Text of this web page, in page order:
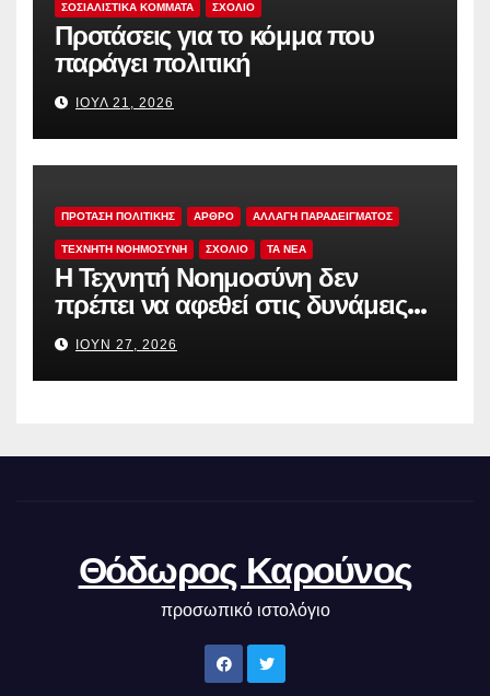
ΣΟΣΙΑΛΙΣΤΙΚΆ ΚΌΜΜΑΤΑ ΣΧΟΛΙΟ
Προτάσεις για το κόμμα που
παράγει πολιτική
ΙΟΎΛ 21, 2026
ΠΡΟΤΑΣΗ ΠΟΛΙΤΙΚΗΣ ΑΡΘΡΟ ΑΛΛΑΓΗ ΠΑΡΑΔΕΙΓΜΑΤΟΣ
ΤΕΧΝΗΤΗ ΝΟΗΜΟΣΥΝΗ ΣΧΟΛΙΟ TA NEA
Η Τεχνητή Νοημοσύνη δεν
πρέπει να αφεθεί στις δυνάμεις
της αγοράς
ΙΟΎΝ 27, 2026
Θόδωρος Καρούνος
προσωπικό ιστολόγιο